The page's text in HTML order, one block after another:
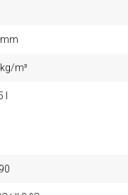
m³
l